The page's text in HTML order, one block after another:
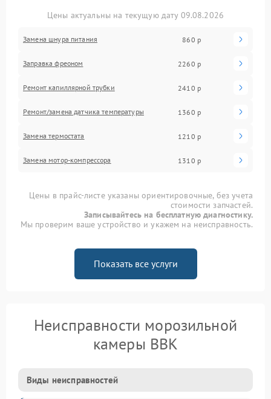
Цены актуальны на текущую дату 09.08.2026
Замена шнура питания 860 р
Заправка фреоном 2260 р
Ремонт капиллярной трубки 2410 р
Ремонт/замена датчика температуры 1360 р
Замена термостата 1210 р
Замена мотор-компрессора 1310 р
Цены в прайс-листе указаны ориентировочные, без учета
стоимости запчастей.
Записывайтесь на бесплатную диагностику.
Мы проверим ваше устройство и укажем на неисправность.
Показать все услуги
Неисправности морозильной
камеры BBK
Виды неисправностей